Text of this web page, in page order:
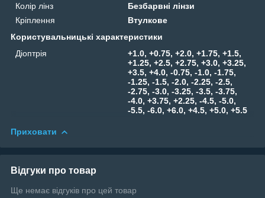
Колір лінз
Безбарвні лінзи
Кріплення
Втулкове
Користувальницькі характеристики
Діоптрія
+1.0, +0.75, +2.0, +1.75, +1.5,
+1.25, +2.5, +2.75, +3.0, +3.25,
+3.5, +4.0, -0.75, -1.0, -1.75,
-1.25, -1.5, -2.0, -2.25, -2.5,
-2.75, -3.0, -3.25, -3.5, -3.75,
-4.0, +3.75, +2.25, -4.5, -5.0,
-5.5, -6.0, +6.0, +4.5, +5.0, +5.5
Приховати
Відгуки про товар
Ще немає відгуків про цей товар